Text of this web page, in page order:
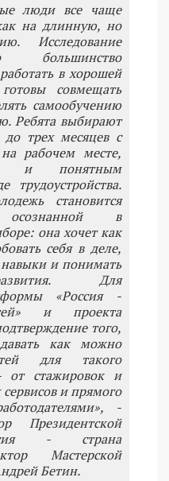
люди все чаще
на длинную, но
Исследование
большинство
в хорошей
совмещать
самообучению
Ребята выбирают
трех месяцев с
рабочем месте,
и понятным
становится
в
она хочет как
себя в деле,
и понимать
Для
«Россия -
и проекта
того,
как можно
для такого
от стажировок и
и прямого
-
Президентской
- страна
Мастерской
Бетин.